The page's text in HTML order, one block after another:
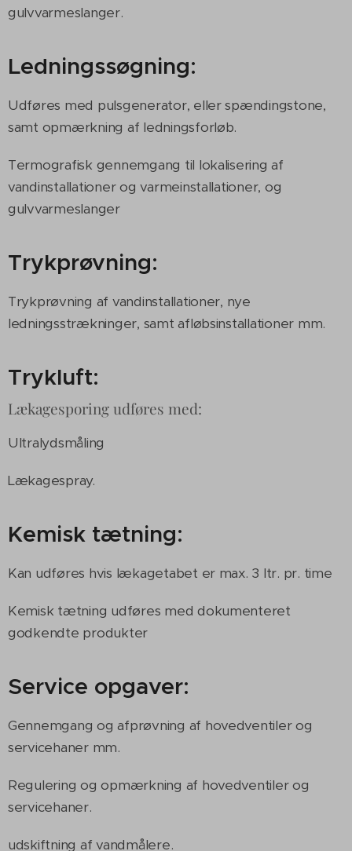
gulvvarmeslanger.
Ledningssøgning:
Udføres med pulsgenerator, eller spændingstone,
samt opmærkning af ledningsforløb.
Termografisk gennemgang til lokalisering af
vandinstallationer og varmeinstallationer, og
gulvvarmeslanger
Trykprøvning:
Trykprøvning af vandinstallationer, nye
ledningsstrækninger, samt afløbsinstallationer mm.
Trykluft:
Lækagesporing udføres med:
Ultralydsmåling
Lækagespray.
Kemisk tætning:
Kan udføres hvis lækagetabet er max. 3 ltr. pr. time
Kemisk tætning udføres med dokumenteret
godkendte produkter
Service opgaver:
Gennemgang og afprøvning af hovedventiler og
servicehaner mm.
Regulering og opmærkning af hovedventiler og
servicehaner.
udskiftning af vandmålere.